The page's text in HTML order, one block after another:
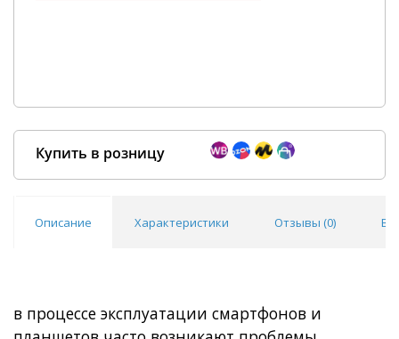
Купить в розницу
Описание Характеристики Отзывы (0)
в процессе эксплуатации смартфонов и